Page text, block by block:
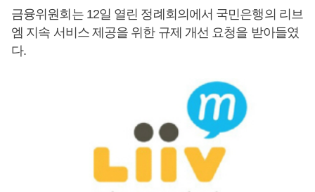
금융위원회는 12일 열린 정례회의에서 국민은행의 리브
엠 지속 서비스 제공을 위한 규제 개선 요청을 받아들였
다.